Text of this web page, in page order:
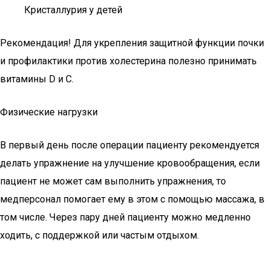
Кристаллурия у детей
Рекомендация! Для укрепления защитной функции почки
и профилактики против холестерина полезно принимать
витамины D и C.
Физические нагрузки
В первый день после операции пациенту рекомендуется
делать упражнение на улучшение кровообращения, если
пациент не может сам выполнить упражнения, то
медперсонал помогает ему в этом с помощью массажа, в
том числе. Через пару дней пациенту можно медленно
ходить, с поддержкой или частым отдыхом.